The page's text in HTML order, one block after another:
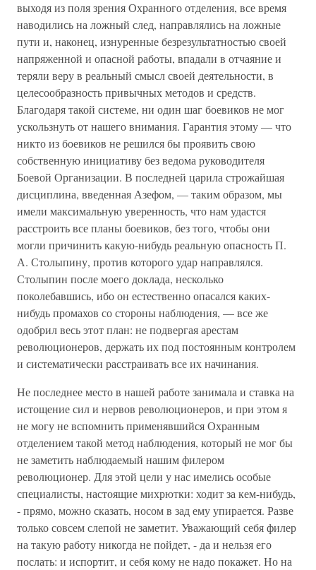
выходя из поля зрения Охранного отделения, все время
наводились на ложный след, направлялись на ложные
пути и, наконец, изнуренные безрезультатностью своей
напряженной и опасной работы, впадали в отчаяние и
теряли веру в реальный смысл своей деятельности, в
целесообразность привычных методов и средств.
Благодаря такой системе, ни один шаг боевиков не мог
ускользнуть от нашего внимания. Гарантия этому — что
никто из боевиков не решился бы проявить свою
собственную инициативу без ведома руководителя
Боевой Организации. В последней царила строжайшая
дисциплина, введенная Азефом, — таким образом, мы
имели максимальную уверенность, что нам удастся
расстроить все планы боевиков, без того, чтобы они
могли причинить какую-нибудь реальную опасность П.
А. Столыпину, против которого удар направлялся.
Столыпин после моего доклада, несколько
поколебавшись, ибо он естественно опасался каких-
нибудь промахов со стороны наблюдения, — все же
одобрил весь этот план: не подвергая арестам
революционеров, держать их под постоянным контролем
и систематически расстраивать все их начинания.
Не последнее место в нашей работе занимала и ставка на
истощение сил и нервов революционеров, и при этом я
не могу не вспомнить применявшийся Охранным
отделением такой метод наблюдения, который не мог бы
не заметить наблюдаемый нашим филером
революционер. Для этой цели у нас имелись особые
специалисты, настоящие михрютки: ходит за кем-нибудь,
- прямо, можно сказать, носом в зад ему упирается. Разве
только совсем слепой не заметит. Уважающий себя филер
на такую работу никогда не пойдет, - да и нельзя его
послать: и испортит, и себя кому не надо покажет. Но на